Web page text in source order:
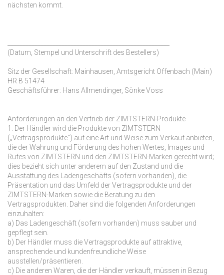
nächsten kommt.
(Datum, Stempel und Unterschrift des Bestellers)
Sitz der Gesellschaft: Mainhausen, Amtsgericht Offenbach (Main)
HR B 51474
Geschäftsführer: Hans Allmendinger, Sönke Voss
Anforderungen an den Vertrieb der ZIMTSTERN-Produkte
1. Der Händler wird die Produkte von ZIMTSTERN
(„Vertragsprodukte“) auf eine Art und Weise zum Verkauf anbieten,
die der Wahrung und Förderung des hohen Wertes, Images und
Rufes von ZIMTSTERN und den ZIMTSTERN-Marken gerecht wird;
dies bezieht sich unter anderem auf den Zustand und die
Ausstattung des Ladengeschäfts (sofern vorhanden), die
Präsentation und das Umfeld der Vertragsprodukte und der
ZIMTSTERN-Marken sowie die Beratung zu den
Vertragsprodukten. Daher sind die folgenden Anforderungen
einzuhalten:
a) Das Ladengeschäft (sofern vorhanden) muss sauber und
gepflegt sein.
b) Der Händler muss die Vertragsprodukte auf attraktive,
ansprechende und kundenfreundliche Weise
ausstellen/präsentieren.
c) Die anderen Waren, die der Händler verkauft, müssen in Bezug